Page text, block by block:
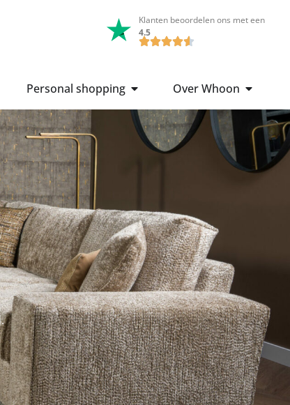
Klanten beoordelen ons met een
4.5
Personal shopping Over Whoon